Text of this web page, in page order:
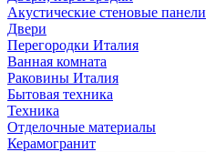
Акустические стеновые панели
Двери
Перегородки Италия
Ванная комната
Раковины Италия
Бытовая техника
Техника
Отделочные материалы
Керамогранит